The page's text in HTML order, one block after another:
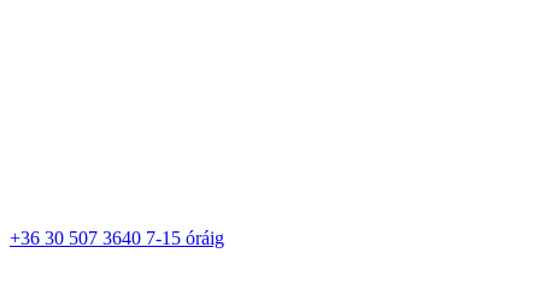
+36 30 507 3640 7-15 óráig